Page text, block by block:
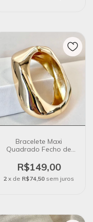
Bracelete Maxi
Quadrado Fecho de
18k
R$149,00
2 x de R$74,50 sem juros